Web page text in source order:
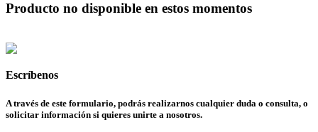
Producto no disponible en estos momentos
Escríbenos
A través de este formulario, podrás realizarnos cualquier duda o consulta, o
solicitar información si quieres unirte a nosotros.